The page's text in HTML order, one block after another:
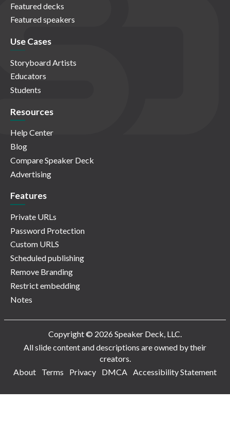
Featured decks
Featured speakers
Use Cases
Storyboard Artists
Educators
Students
Resources
Help Center
Blog
Compare Speaker Deck
Advertising
Features
Private URLs
Password Protection
Custom URLS
Scheduled publishing
Remove Branding
Restrict embedding
Notes
Copyright © 2026 Speaker Deck, LLC.
All slide content and descriptions are owned by their
creators.
About
Terms Privacy DMCA Accessibility Statement